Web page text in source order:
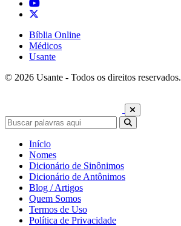
Bíblia Online
Médicos
Usante
© 2026 Usante - Todos os direitos reservados.
Início
Nomes
Dicionário de Sinônimos
Dicionário de Antônimos
Blog / Artigos
Quem Somos
Termos de Uso
Política de Privacidade